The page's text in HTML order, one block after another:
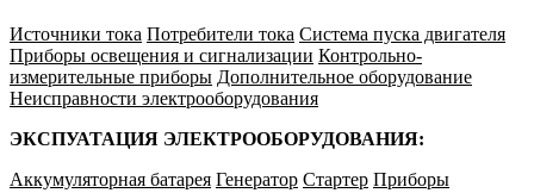
Источники тока Потребители тока Система пуска двигателя
Приборы освещения и сигнализации Контрольно-
измерительные приборы Дополнительное оборудование
Неисправности электрооборудования
ЭКСПУАТАЦИЯ ЭЛЕКТРООБОРУДОВАНИЯ:
Аккумуляторная батарея Генератор Стартер Приборы